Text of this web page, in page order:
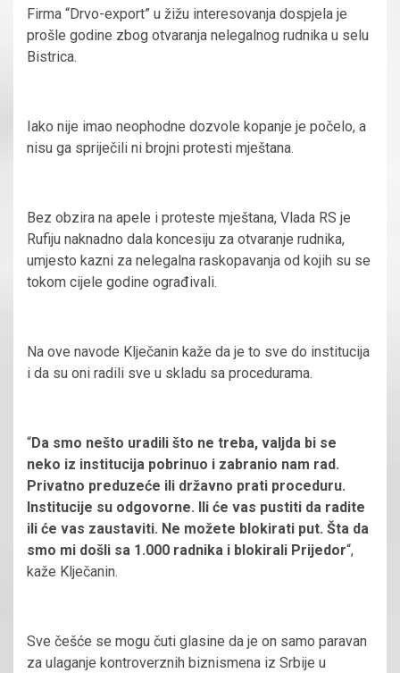
Firma “Drvo-export” u žižu interesovanja dospjela je
prošle godine zbog otvaranja nelegalnog rudnika u selu
Bistrica.
Iako nije imao neophodne dozvole kopanje je počelo, a
nisu ga spriječili ni brojni protesti mještana.
Bez obzira na apele i proteste mještana, Vlada RS je
Rufiju naknadno dala koncesiju za otvaranje rudnika,
umjesto kazni za nelegalna raskopavanja od kojih su se
tokom cijele godine ograđivali.
Na ove navode Klječanin kaže da je to sve do institucija
i da su oni radili sve u skladu sa procedurama.
“Da smo nešto uradili što ne treba, valjda bi se
neko iz institucija pobrinuo i zabranio nam rad.
Privatno preduzeće ili državno prati proceduru.
Institucije su odgovorne. Ili će vas pustiti da radite
ili će vas zaustaviti. Ne možete blokirati put. Šta da
smo mi došli sa 1.000 radnika i blokirali Prijedor“,
kaže Klječanin.
Sve češće se mogu čuti glasine da je on samo paravan
za ulaganje kontroverznih biznismena iz Srbije u